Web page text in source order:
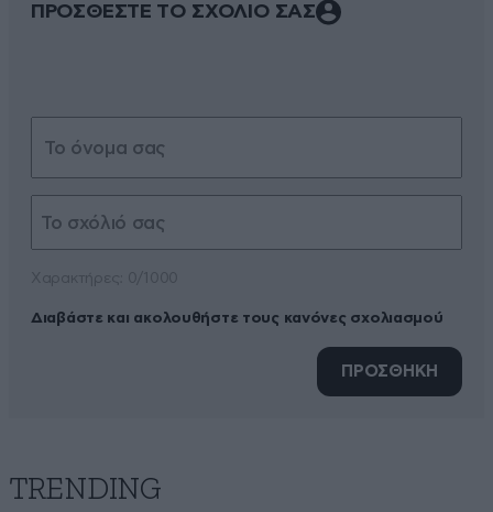
ΠΡΟΣΘΕΣΤΕ ΤΟ ΣΧΟΛΙΟ ΣΑΣ
Διαβάστε και ακολουθήστε τους κανόνες σχολιασμού
ΠΡΟΣΘΗΚΗ
TRENDING